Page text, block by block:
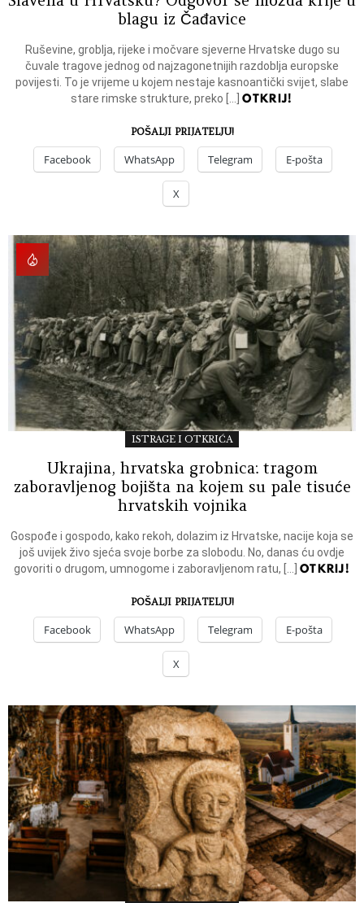
blagu iz Čađavice
Ruševine, groblja, rijeke i močvare sjeverne Hrvatske dugo su
čuvale tragove jednog od najzagonetnijih razdoblja europske
povijesti. To je vrijeme u kojem nestaje kasnoantički svijet, slabe
stare rimske strukture, preko […]OTKRIJ!
POŠALJI PRIJATELJU!
Facebook WhatsApp Telegram E-pošta
X
ISTRAGE I OTKRIĆA
Ukrajina, hrvatska grobnica: tragom
zaboravljenog bojišta na kojem su pale tisuće
hrvatskih vojnika
Gospođe i gospodo, kako rekoh, dolazim iz Hrvatske, nacije koja se
još uvijek živo sjeća svoje borbe za slobodu. No, danas ću ovdje
govoriti o drugom, umnogome i zaboravljenom ratu, […] OTKRIJ!
POŠALJI PRIJATELJU!
Facebook WhatsApp Telegram E-pošta
X